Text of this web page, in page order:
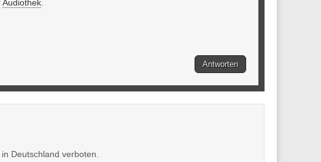
Audiothek
Antworten
Deutschland verboten.